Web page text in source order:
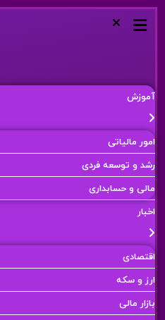
آموزش
امور مالیاتی
رشد و توسعه فردی
مالی و حسابداری
اخبار
اقتصادی
ارز و سکه
بازار مالی